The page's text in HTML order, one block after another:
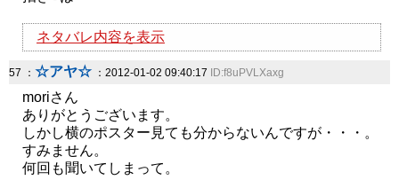
ネタバレ内容を表示
57 ： ☆アヤ☆ ：2012-01-02 09:40:17 ID:f8uPVLXaxg
moriさん
ありがとうございます。
しかし横のポスター見ても分からないんですが・・・。
すみません。
何回も聞いてしまって。